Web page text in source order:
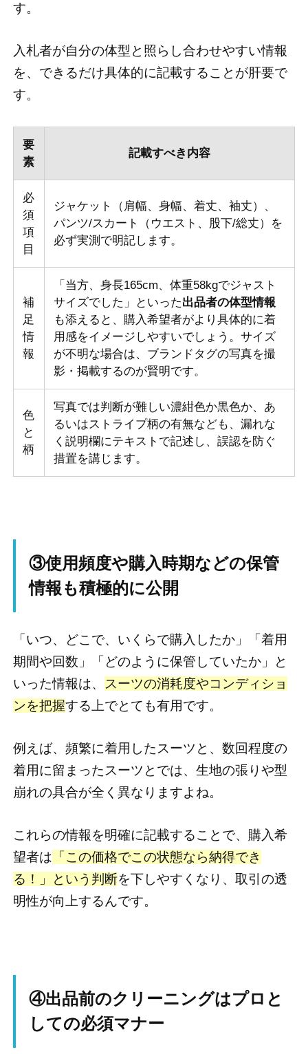
す。
入札者が自分の体型と照らし合わせやすい情報
を、できるだけ具体的に記載することが肝要で
す。
要
素
記載すべき内容
必
須
項
目
ジャケット（肩幅、身幅、着丈、袖丈）、
パンツ/スカート（ウエスト、股下/総丈）を
必ず実測で明記します。
補
足
情
報
「当方、身長165cm、体重58kgでジャスト
サイズでした」といった出品者の体型情報
も添えると、購入希望者がより具体的に着
用感をイメージしやすいでしょう。サイズ
が不明な場合は、ブランドタグの写真を撮
影・掲載するのが賢明です。
色
と
柄
写真では判断が難しい濃紺色か黒色か、あ
るいはストライプ柄の有無なども、漏れな
く説明欄にテキストで記述し、誤認を防ぐ
措置を講じます。
③使用頻度や購入時期などの保管
情報も積極的に公開
「いつ、どこで、いくらで購入したか」「着用
期間や回数」「どのように保管していたか」と
いった情報は、
スーツの消耗度やコンディショ
ンを把握する上でとても有用です。
例えば、頻繁に着用したスーツと、数回程度の
着用に留まったスーツとでは、生地の張りや型
崩れの具合が全く異なりますよね。
これらの情報を明確に記載することで、購入希
望者は 「この価格でこの状態なら納得でき
る！」という判断を下しやすくなり、取引の透
明性が向上するんです。
④出品前のクリーニングはプロと
しての必須マナー